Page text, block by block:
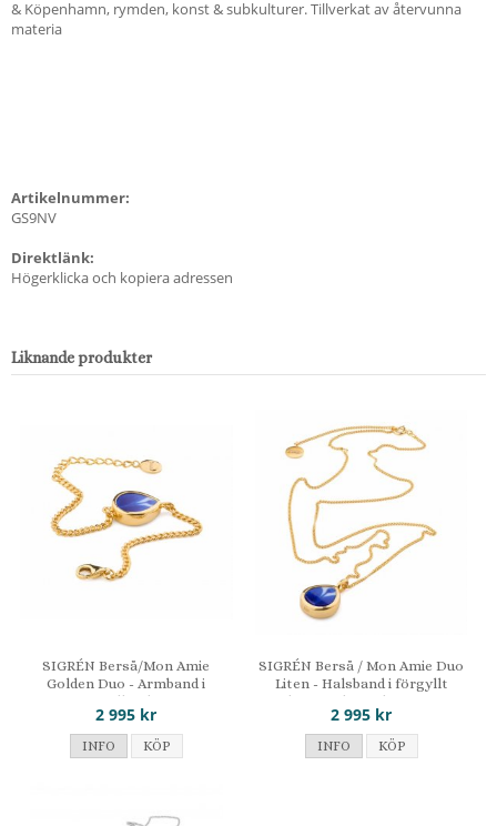
& Köpenhamn, rymden, konst & subkulturer. Tillverkat av återvunna
materia
Artikelnummer:
GS9NV
Direktlänk:
Högerklicka och kopiera adressen
Liknande produkter
SIGRÉN Berså/Mon Amie
Golden Duo - Armband i
förgyllt silver
2 995 kr
INFO KÖP
SIGRÉN Berså / Mon Amie Duo
Liten - Halsband i förgyllt
silver med porslinsmotiv
2 995 kr
INFO KÖP